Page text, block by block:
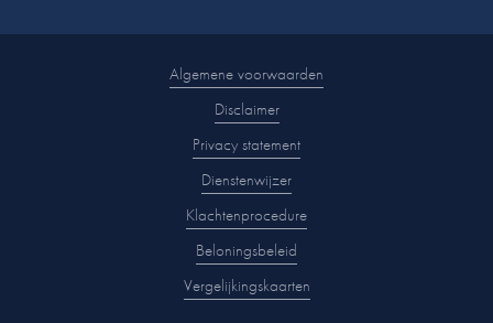
Algemene voorwaarden
Disclaimer
Privacy statement
Dienstenwijzer
Klachtenprocedure
Beloningsbeleid
Vergelijkingskaarten